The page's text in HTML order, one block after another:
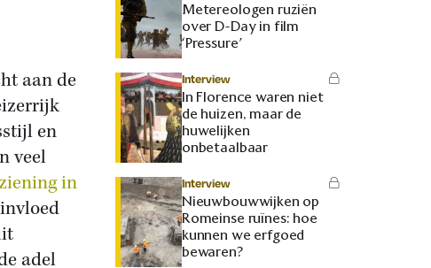
aan de
en
veel
in
adel
Metereologen ruziën
over D-Day in film
‘Pressure’
Interview
In Florence waren niet
de huizen, maar de
huwelijken
onbetaalbaar
Interview
Nieuwbouwwijken op
Romeinse ruïnes: hoe
kunnen we erfgoed
bewaren?